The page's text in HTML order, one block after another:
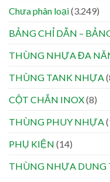
Chưa phân loại(3.249)
BẢNG CHỈ DẪN –
THÙNG NHỰA ĐA
THÙNG TANK NHỰA
CỘT CHẮN INOX(8)
THÙNG PHUY NHỰA
PHỤ KIỆN (14)
THÙNG NHỰA DUNG